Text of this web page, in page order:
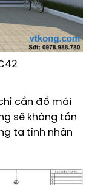
cần đổ mái
sẽ không tốn
ta tính nhân